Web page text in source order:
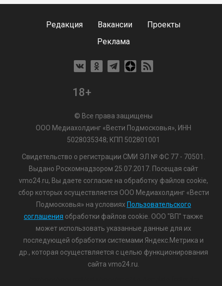
Редакция Вакансии
Проекты
Реклама
18+
© Все права защищены
ООО Медиахолдинг «Вести Подмосковья», ИНН
5028035348; КПП 502801001
Свидетельство о регистрации СМИ ЭЛ № ФС 77 - 70501.
Выдано Роскомнадзором 25.07.2017. Посещая сайт
vmo24.ru, Вы даете согласие на обработку файлов cookie,
сбор которых осуществляется ООО Медиахолдинг «Вести
Подмосковья» на условиях Пользовательского
соглашения обработки файлов cookie. ООО "ВП" также
может использовать указанные данные для их
последующей обработки системами Яндекс.Метрика и
др., которая осуществляется с целью функционирования
сайта vmo24.ru.